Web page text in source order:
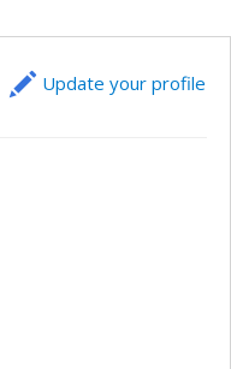
Update your profile